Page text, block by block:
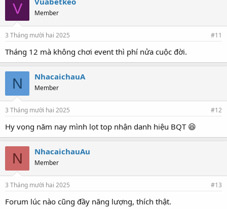
V Member
3 Tháng mười hai 2025 #11
Tháng 12 mà không chơi event thì phí nửa cuộc đời.
N NhacaichauA
Member
3 Tháng mười hai 2025 #12
Hy vọng năm nay mình lọt top nhận danh hiệu BQT 😆
N NhacaichauAu
Member
3 Tháng mười hai 2025 #13
Forum lúc nào cũng đầy năng lượng, thích thật.